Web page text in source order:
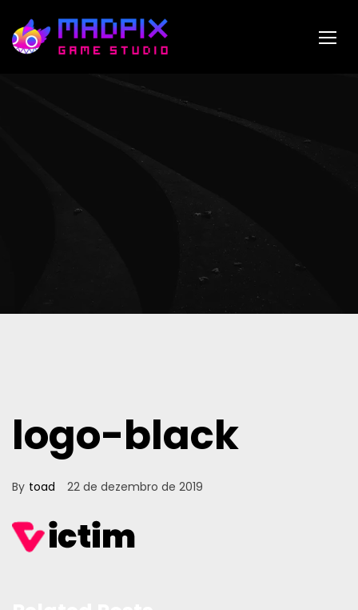
logo-black
By toad 22 de dezembro de 2019